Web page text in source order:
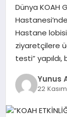
GÖKSUN
TÜRKOĞLU
PAZARCIK
KÜNYE
Dünya KOAH
Hastane
ziyaretçilere
testi”
Yunus
22